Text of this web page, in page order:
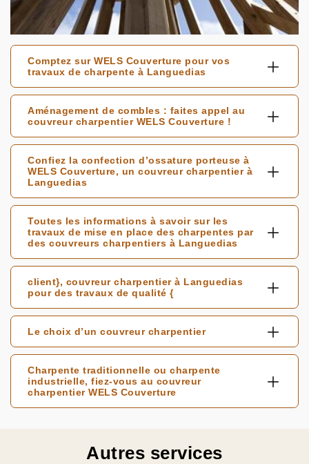
Comptez sur WELS Couverture pour vos
travaux de charpente à Languedias
Aménagement de combles : faites appel au
couvreur charpentier WELS Couverture !
Confiez la confection d’ossature porteuse à
WELS Couverture, un couvreur charpentier à
Languedias
Toutes les informations à savoir sur les
travaux de mise en place des charpentes par
des couvreurs charpentiers à Languedias
client}, couvreur charpentier à Languedias
pour des travaux de qualité {
Le choix d’un couvreur charpentier
Charpente traditionnelle ou charpente
industrielle, fiez-vous au couvreur
charpentier WELS Couverture
Autres services